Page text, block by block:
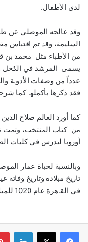
لدى الأطفال.
وقد عالجه الموصلي عن
السليمة، وقد تم
من الأطباء مثل محمد
يسمى المرشد في الكحل
عدداً من وصفات الأدوية
فقد ذكرها بأكملها كما
كما أورد العالم صلاح
من كتاب المنتخب، وتمت
أوروبا ليدرس في كليات
وبالنسبة لحياة عمار
تاريخ ميلاده وتاريخ وفاته
في القاهرة عام 1020 للميلاد.
فيسبوك ‫X